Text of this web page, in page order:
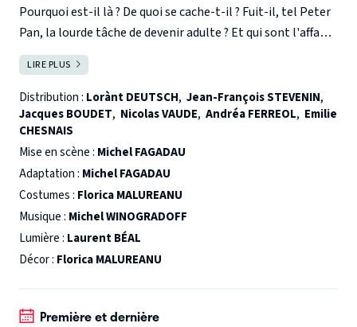
Pourquoi est-il là ? De quoi se cache-t-il ? Fuit-il, tel Peter
Pan, la lourde tâche de devenir adulte ? Et qui sont l'affable
Goldberg et son curieux compagnon, l'irlandais Mc Cain ?
Pourquoi ont-ils choisi précisément cette pension du bout
du monde ? Ce n'est pas de l'Agatha Christie, c'est une des
comédies les plus burlesques, les Marx Brothers ne sont
pas loin. Et pourtant, on retrouve ici une pièce concrète,
vivante, sensuelle même, façonnée par Michel Fagadau,
sur les cheminements bizarres et contradictoires du
comportement de l'être humain.
LIRE PLUS
Distribution : Lorànt DEUTSCH, Jean-François STEVENIN,
Jacques BOUDET, Nicolas VAUDE, Andréa FERREOL, Emilie
CHESNAIS
Mise en scène : Michel FAGADAU
Adaptation : Michel FAGADAU
Costumes : Florica MALUREANU
Musique : Michel WINOGRADOFF
Lumière : Laurent BÉAL
Décor : Florica MALUREANU
Première et dernière